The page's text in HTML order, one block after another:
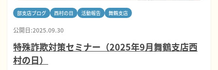
部支店ブログ 西村の日 活動報告 舞鶴支店
公開日:2025.09.30
特殊詐欺対策セミナー（2025年9月舞鶴支店西
村の日）